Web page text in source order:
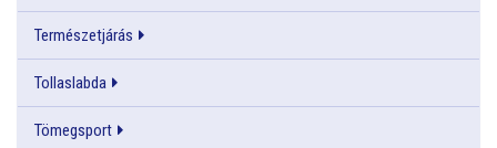
Természetjárás
Tollaslabda
Tömegsport